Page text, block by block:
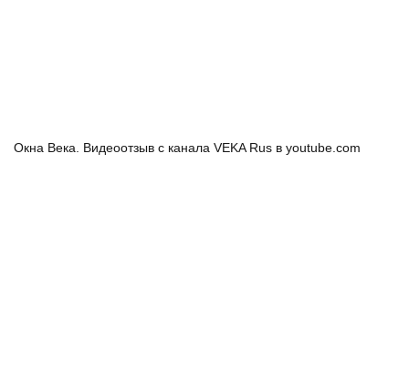
Окна Века. Видеоотзыв с канала VEKA Rus в youtube.com